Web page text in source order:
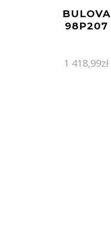
BULOVA
98P207
1 418,99zł